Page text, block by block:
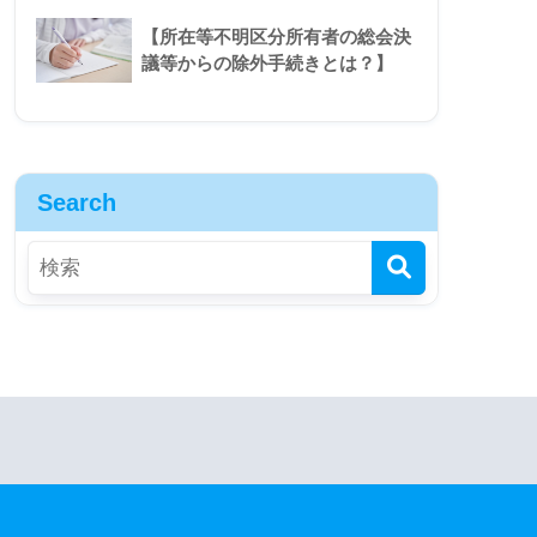
【所在等不明区分所有者の総会決
議等からの除外手続きとは？】
Search